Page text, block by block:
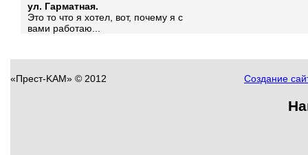
ул. Гарматная.
Это то что я хотел, вот, почему я с
вами работаю...
«Прест-KAM» © 2012 Создание